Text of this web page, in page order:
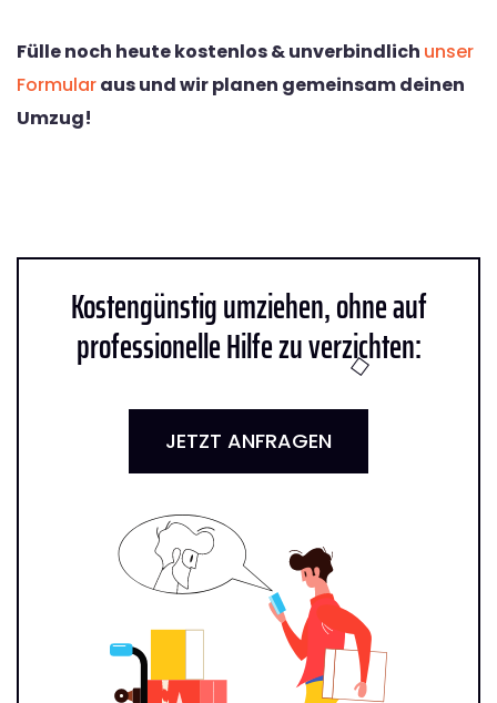
Fülle noch heute kostenlos & unverbindlich unser
Formularaus und wir planen gemeinsam deinen
Umzug!
Kostengünstig umziehen, ohne auf
professionelle Hilfe zu verzichten:
JETZT ANFRAGEN